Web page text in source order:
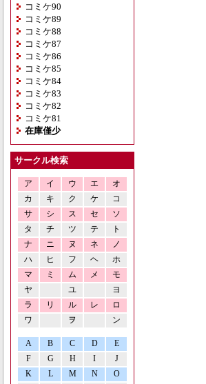
コミケ90
コミケ89
コミケ88
コミケ87
コミケ86
コミケ85
コミケ84
コミケ83
コミケ82
コミケ81
在庫僅少
サークル検索
ア イ ウ エ
オ
カ
キ ク ケ
コ
サ
シ ス セ
ソ
タ
チ ツ テ
ト
ナ
ニ ヌ ネ
ノ
ハ
ヒ フ ヘ
ホ
マ
ミ ム メ
モ
ヤ
ユ
ヨ
ラ
リ ル レ
ロ
ワ
ヲ ン
A B C D
E
F
G H I
J
K
L M N O